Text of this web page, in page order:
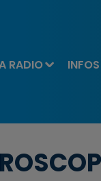
RADIO INFOS